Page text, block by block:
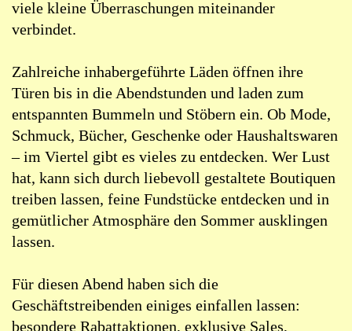
viele kleine Überraschungen miteinander
verbindet.
Zahlreiche inhabergeführte Läden öffnen ihre
Türen bis in die Abendstunden und laden zum
entspannten Bummeln und Stöbern ein. Ob Mode,
Schmuck, Bücher, Geschenke oder Haushaltswaren
– im Viertel gibt es vieles zu entdecken. Wer Lust
hat, kann sich durch liebevoll gestaltete Boutiquen
treiben lassen, feine Fundstücke entdecken und in
gemütlicher Atmosphäre den Sommer ausklingen
lassen.
Für diesen Abend haben sich die
Geschäftstreibenden einiges einfallen lassen:
besondere Rabattaktionen, exklusive Sales,